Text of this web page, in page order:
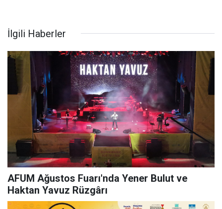
İlgili Haberler
AFUM Ağustos Fuarı'nda Yener Bulut ve
Haktan Yavuz Rüzgârı